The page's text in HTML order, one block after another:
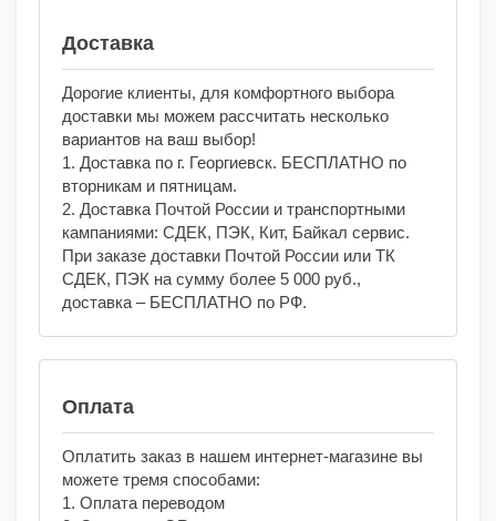
Доставка
Дорогие клиенты, для комфортного выбора
доставки мы можем рассчитать несколько
вариантов на ваш выбор!
1. Доставка по г. Георгиевск. БЕСПЛАТНО по
вторникам и пятницам.
2. Доставка Почтой России и транспортными
кампаниями: СДЕК, ПЭК, Кит, Байкал сервис.
При заказе доставки Почтой России или ТК
СДЕК, ПЭК на сумму более 5 000 руб.,
доставка – БЕСПЛАТНО по РФ.
Оплата
Оплатить заказ в нашем интернет-магазине вы
можете тремя способами:
1. Оплата переводом